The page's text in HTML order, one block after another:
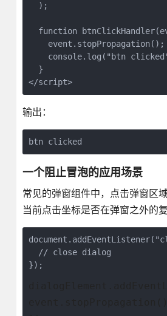
  );
function
    event.stopPropagation();
console.log("btn
  }
</script>
输出：
一个阻止冒泡的应用场景
常见的弹窗组件中，点击弹窗区
当前点击坐标是否在弹窗之外的复
  // close dialog